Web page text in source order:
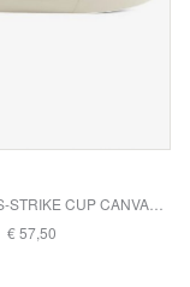
€ 57,50